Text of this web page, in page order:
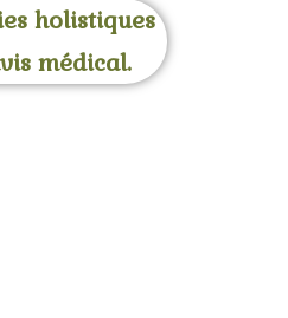
holistiques
médical.